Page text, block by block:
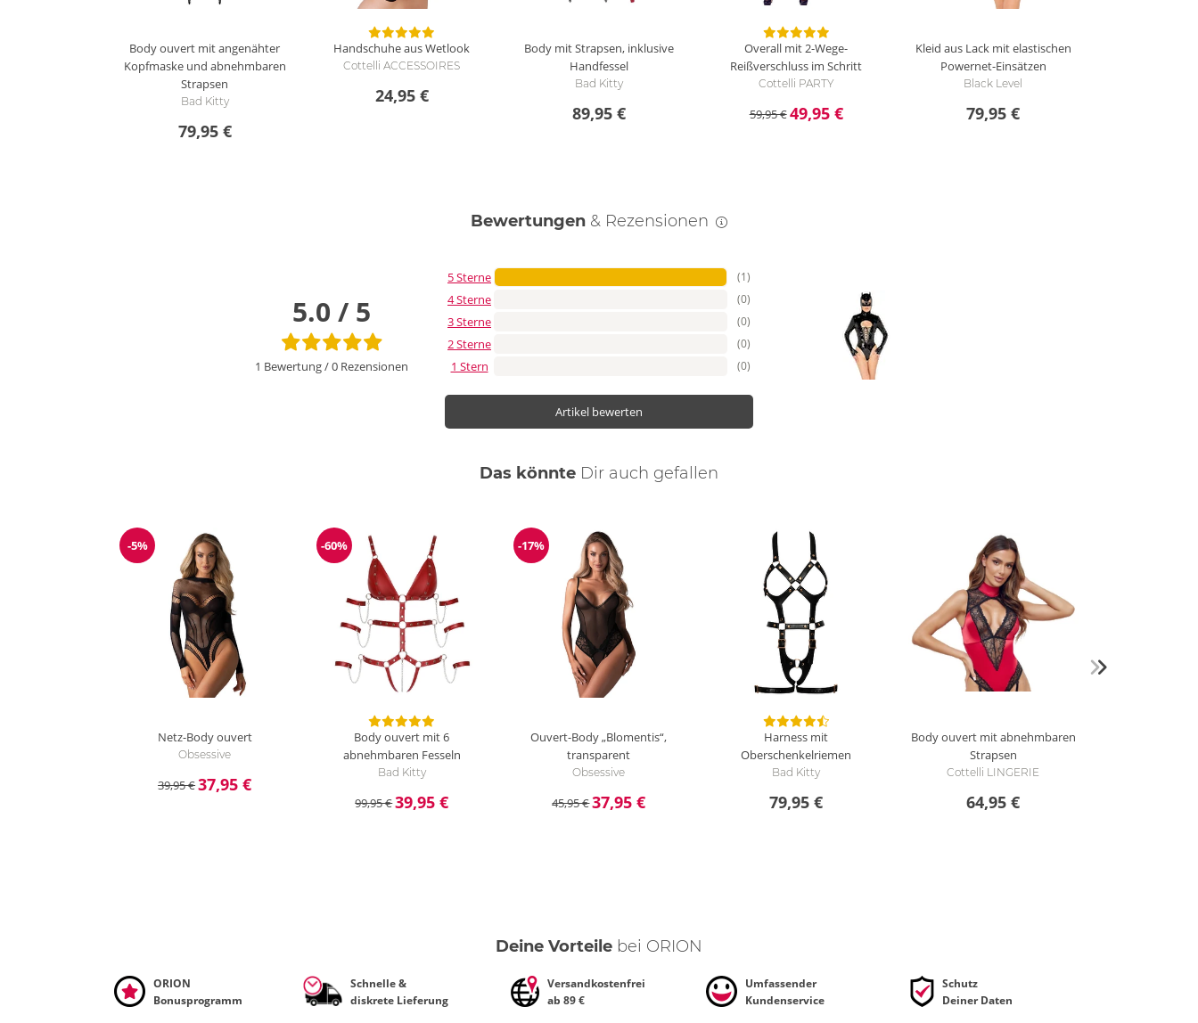
Body ouvert mit angenähter
Kopfmaske und abnehmbaren
Strapsen
Bad Kitty
79,95 €
Handschuhe aus Wetlook
Cottelli ACCESSOIRES
24,95 €
Body mit Strapsen, inklusive
Handfessel
Bad Kitty
89,95 €
Overall mit 2-Wege-
Reißverschluss im Schritt
Cottelli PARTY
59,95 €49,95 €
Kleid aus Lack mit elastischen
Powernet-Einsätzen
Black Level
79,95 €
Bewertungen & Rezensionen
5.0 / 5
1 Bewertung/0 Rezensionen
5 Sterne (1)
4 Sterne (0)
3 Sterne (0)
2 Sterne (0)
1 Stern (0)
Artikel bewerten
Das könnte Dir auch gefallen
Reduzierung
-5%
Netz-Body ouvert
Obsessive
39,95 €37,95 €
Reduzierung
-60%
Body ouvert mit 6
abnehmbaren Fesseln
Bad Kitty
99,95 €39,95 €
Reduzierung
-17%
Ouvert-Body „Blomentis“,
transparent
Obsessive
45,95 €37,95 €
Harness mit
Oberschenkelriemen
Bad Kitty
79,95 €
Body ouvert mit abnehmbaren
Strapsen
Cottelli LINGERIE
64,95 €
Deine Vorteile bei ORION
ORION
Bonusprogramm
Schnelle &
diskrete Lieferung
Versandkostenfrei
ab 89 €
Umfassender
Kundenservice
Schutz
Deiner Daten